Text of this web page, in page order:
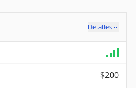
Detalles
$200